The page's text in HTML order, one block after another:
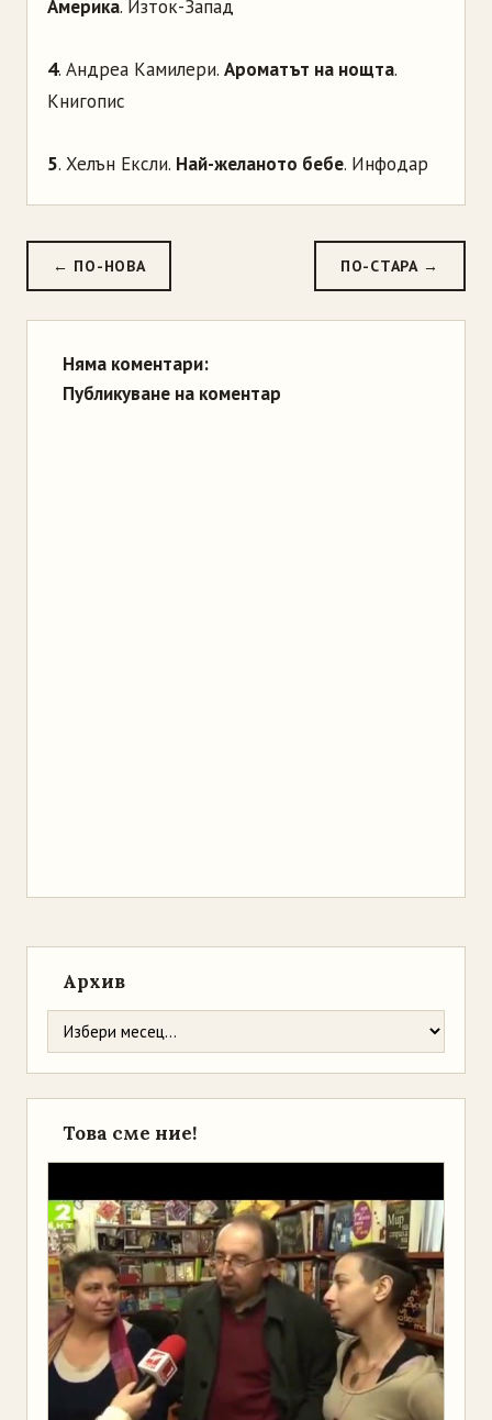
Америка. Изток-Запад
4. Андреа Камилери. Ароматът на нощта.
Книгопис
5. Хелън Ексли. Най-желаното бебе. Инфодар
← ПО-НОВА ПО-СТАРА →
Няма коментари:
Публикуване на коментар
Архив
Това сме ние!